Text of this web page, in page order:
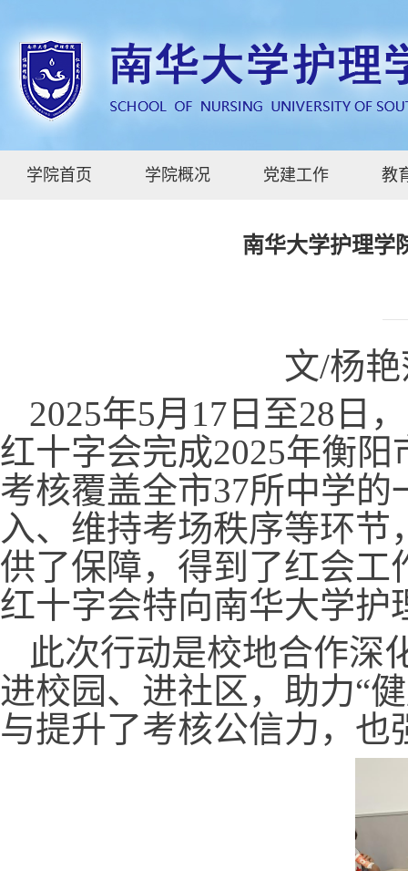
学院首页 学院概况 党建工作 教
南华大学护理学
文/杨
2025年5月17日至28日
红十字会完成2025年衡
考核覆盖全市37所中学
入、维持考场秩序等环
供了保障，得到了红会工
红十字会特向南华大学护
此次行动是校地合作深
进校园、进社区，助力“
与提升了考核公信力，